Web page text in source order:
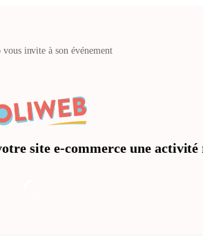
invite à son événement
site e-commerce une activité